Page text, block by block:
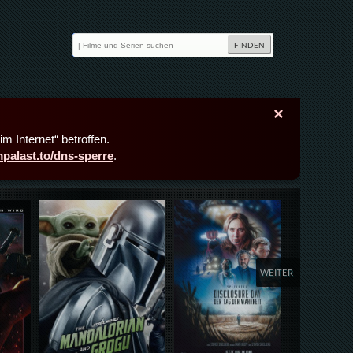
×
Internet“ betroffen.
dns-sperre.
Details,Play Details,Play
WEITER